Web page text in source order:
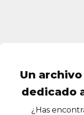
Un
dedicado
¿Has